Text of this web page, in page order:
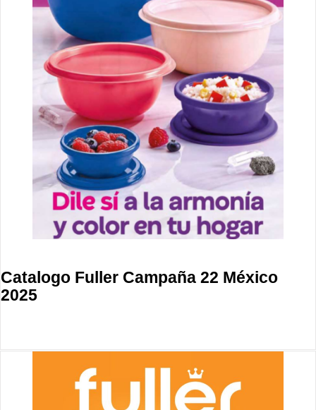
Catalogo Fuller Campaña 22 México
2025